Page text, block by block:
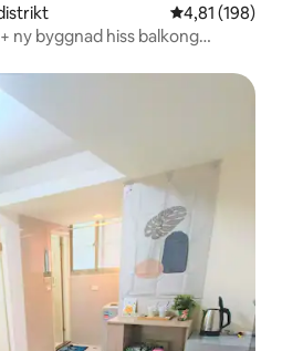
4,81 av 5 i
4,81 (198)
ny byggnad hiss balkong